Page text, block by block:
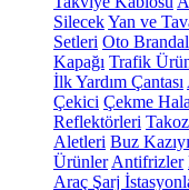
SilecekYan ve
Setleri Oto
Kapağı Trafik
İlk Yardım Çantası
Çekici Çekme
Reflektörleri Takoz
Aletleri Buz
Ürünler Antifrizler
Araç Şarj